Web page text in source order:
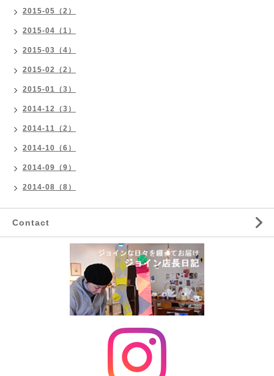
2015-05（2）
2015-04（1）
2015-03（4）
2015-02（2）
2015-01（3）
2014-12（3）
2014-11（2）
2014-10（6）
2014-09（9）
2014-08（8）
Contact